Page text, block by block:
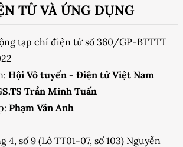
TỬ VÀ ỨNG DỤNG
tạp chí điện tử số 360/GP-BTTTT
Hội Vô tuyến - Điện tử Việt Nam
Trần Minh Tuấn
Phạm Văn Anh
4, số 9 (Lô TT01-07, số 103) Nguyễn